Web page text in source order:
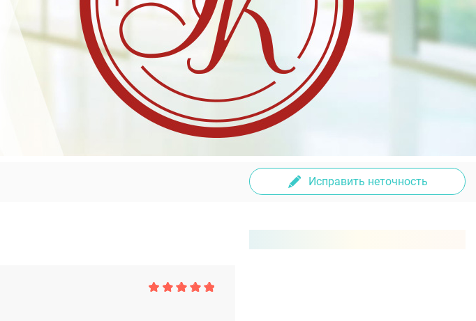
Исправить неточность